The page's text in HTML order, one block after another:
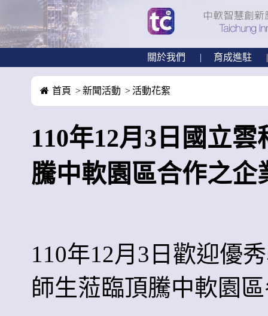
關於我們 育成進駐
首頁 新聞活動 活動花絮
110年12月3日國立
騰中軟園區合作之企
110年12月3日歡迎優
師生蒞臨頂騰中軟園